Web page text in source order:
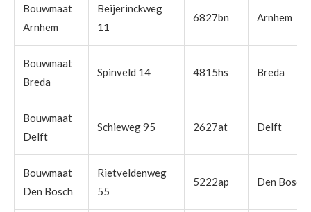
Bouwmaat
Arnhem
Beijerinckweg
11
6827bn Arnhem
Bouwmaat
Breda
Spinveld 14 4815hs Breda
Bouwmaat
Delft
Schieweg 95 2627at Delft
Bouwmaat
Den Bosch
Rietveldenweg
55
5222ap Den Bosch